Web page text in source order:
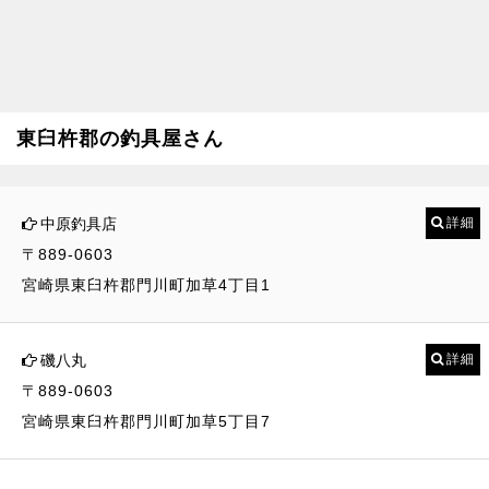
東臼杵郡の釣具屋さん
中原釣具店
〒889-0603
宮崎県東臼杵郡門川町加草4丁目1
詳細
磯八丸
〒889-0603
宮崎県東臼杵郡門川町加草5丁目7
詳細